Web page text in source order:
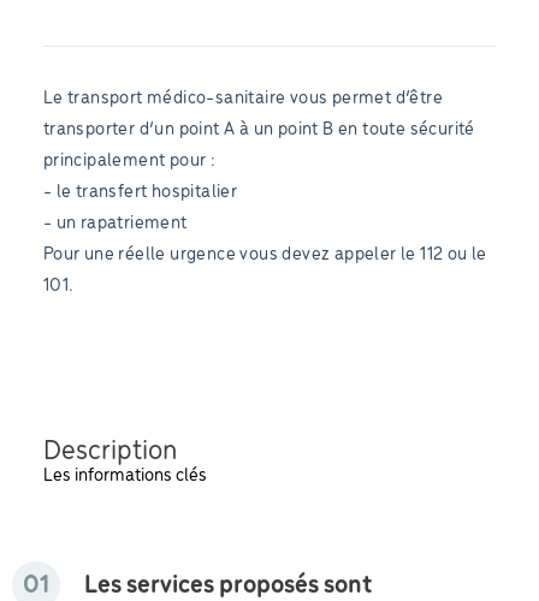
Le transport médico-sanitaire vous permet d’être
transporter d’un point A à un point B en toute sécurité
principalement pour :
- le transfert hospitalier
- un rapatriement
Pour une réelle urgence vous devez appeler le 112 ou le
101.
Description
Les informations clés
01 Les services proposés sont